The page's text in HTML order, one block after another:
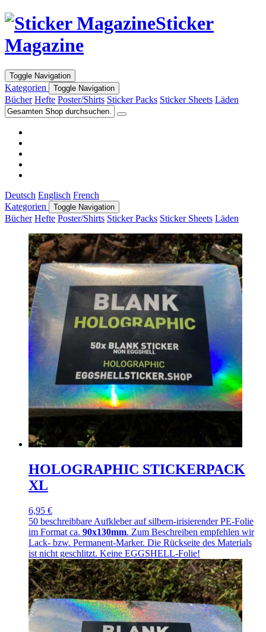
Sticker
Magazine
Toggle Navigation
Kategorien Toggle Navigation
Bücher Hefte Poster/Shirts Sticker Packs Sticker Sheets Läden
Deutsch Englisch French
Kategorien
Toggle Navigation
Bücher Hefte Poster/Shirts Sticker Packs Sticker Sheets Läden
HOLOGRAPHIC STICKERPACK
XL
6,95 €
50 beschreibbare Aufkleber auf silbern-irisierender PE-Folie
im Format ca. 90x130mm. Zum Beschreiben empfehlen wir
Lack- bzw. Permanent-Marker. Die Rückseite des Materials
ist nicht geschlitzt. Keine EGGSHELL-Folie!